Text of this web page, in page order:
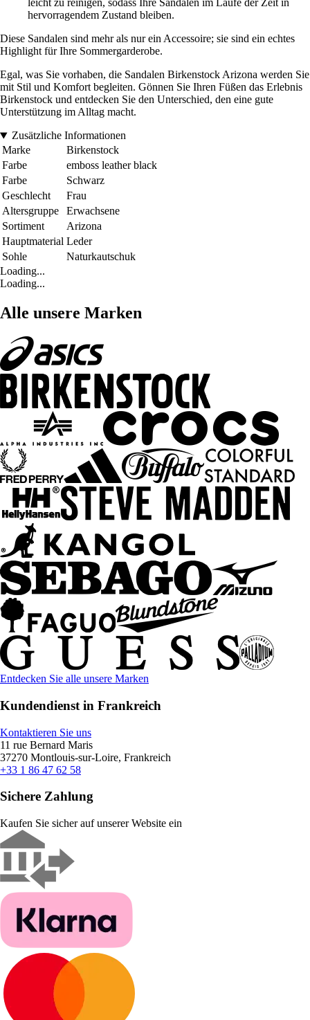
leicht zu reinigen, sodass Ihre Sandalen im Laufe der Zeit in
hervorragendem Zustand bleiben.
Diese Sandalen sind mehr als nur ein Accessoire; sie sind ein echtes
Highlight für Ihre Sommergarderobe.
Egal, was Sie vorhaben, die Sandalen Birkenstock Arizona werden Sie
mit Stil und Komfort begleiten. Gönnen Sie Ihren Füßen das Erlebnis
Birkenstock und entdecken Sie den Unterschied, den eine gute
Unterstützung im Alltag macht.
Zusätzliche Informationen
Marke
Birkenstock
Farbe
emboss leather black
Farbe
Schwarz
Geschlecht
Frau
Altersgruppe
Erwachsene
Sortiment
Arizona
Hauptmaterial Leder
Sohle
Naturkautschuk
Loading...
Loading...
Alle unsere Marken
Entdecken Sie alle unsere Marken
Kundendienst in Frankreich
Kontaktieren Sie uns
11 rue Bernard Maris
37270 Montlouis-sur-Loire, Frankreich
+33 1 86 47 62 58
Sichere Zahlung
Kaufen Sie sicher auf unserer Website ein